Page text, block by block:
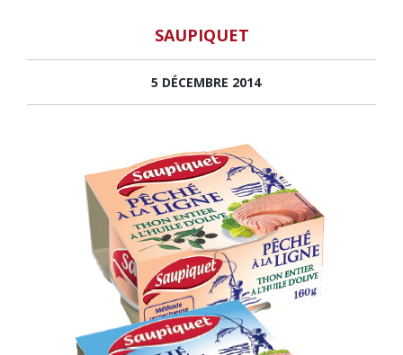
SAUPIQUET
5 DÉCEMBRE 2014